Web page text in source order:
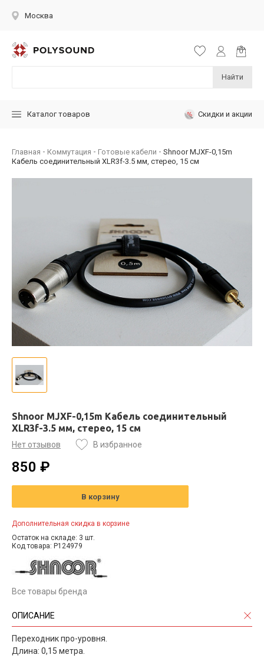
Москва
Найти
Каталог товаров Скидки и акции
Главная Коммутация Готовые кабели
Shnoor MJXF-0,15m
Кабель соединительный XLR3f-3.5 мм, стерео, 15 см
Shnoor MJXF-0,15m Кабель соединительный
XLR3f-3.5 мм, стерео, 15 см
Нет отзывов В избранное
850 ₽
В корзину
Дополнительная скидка в корзине
Остаток на складе: 3 шт.
Код товара: P124979
Все товары бренда
ОПИСАНИЕ
Переходник про-уровня.
Длина: 0,15 метра.